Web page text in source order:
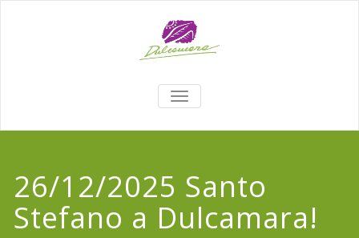
TOGGLE
NAVIGATION
26/12/2025 Santo
Stefano a Dulcamara!